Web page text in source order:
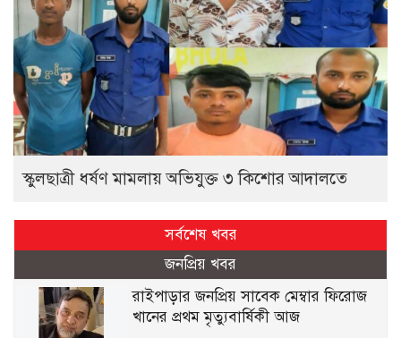
স্কুলছাত্রী ধর্ষণ মামলায় অভিযুক্ত ৩ কিশোর আদালতে
সর্বশেষ খবর
জনপ্রিয় খবর
রাইপাড়ার জনপ্রিয় সাবেক মেম্বার ফিরোজ
খানের প্রথম মৃত্যুবার্ষিকী আজ